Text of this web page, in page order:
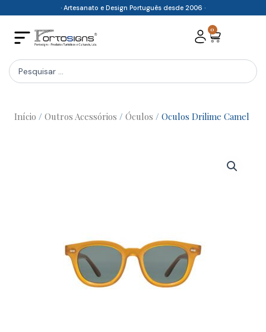
content
· Artesanato e Design Português desde 2006 ·
0
Cart
Search
...
Início / Outros Acessórios / Óculos / Oculos Drilime Camel